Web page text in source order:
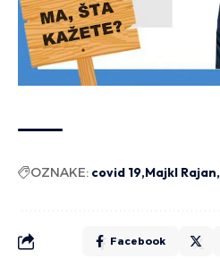
OZNAKE: covid 19 Majkl Rajan
Facebook